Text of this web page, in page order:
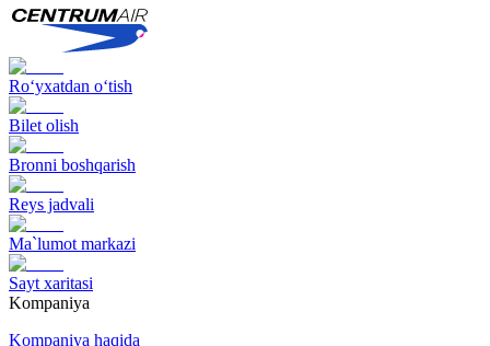
Ro‘yxatdan o‘tish
Bilet olish
Bronni boshqarish
Reys jadvali
Ma`lumot markazi
Sayt xaritasi
Kompaniya
Kompaniya haqida